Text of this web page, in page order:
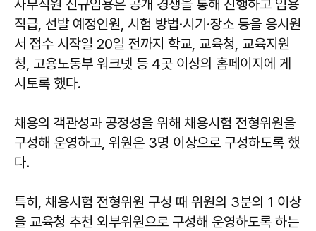
사무직원 신규임용은 공개 경쟁을 통해 진행하고 임용
직급, 선발 예정인원, 시험 방법·시기·장소 등을 응시원
서 접수 시작일 20일 전까지 학교, 교육청, 교육지원
청, 고용노동부 워크넷 등 4곳 이상의 홈페이지에 게
시토록 했다.
채용의 객관성과 공정성을 위해 채용시험 전형위원을
구성해 운영하고, 위원은 3명 이상으로 구성하도록 했
다.
특히, 채용시험 전형위원 구성 때 위원의 3분의 1 이상
을 교육청 추천 외부위원으로 구성해 운영하도록 하는